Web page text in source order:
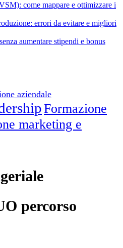
come mappare e ottimizzare i
errori da evitare e migliori
aumentare stipendi e bonus
aziendale
Formazione
marketing e
percorso